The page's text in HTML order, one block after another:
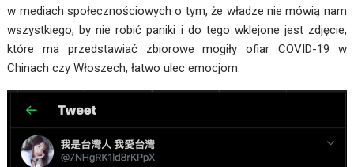
w mediach społecznościowych o tym, że władze nie mówią nam
wszystkiego, by nie robić paniki i do tego wklejone jest zdjęcie,
które ma przedstawiać zbiorowe mogiły ofiar COVID-19 w
Chinach czy Włoszech, łatwo ulec emocjom.